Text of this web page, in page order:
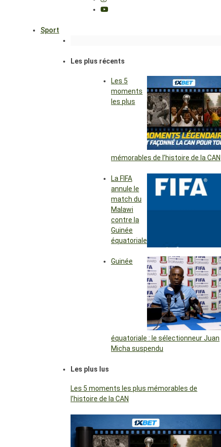
Sport
Les plus récents
Les 5
moments
les plus
mémorables de l’histoire de la CAN
La FIFA
annule le
match du
Malawi
contre la
Guinée
équatoriale
Guinée
équatoriale : le sélectionneur Juan
Micha suspendu
Les plus lus
Les 5 moments les plus mémorables de
l’histoire de la CAN